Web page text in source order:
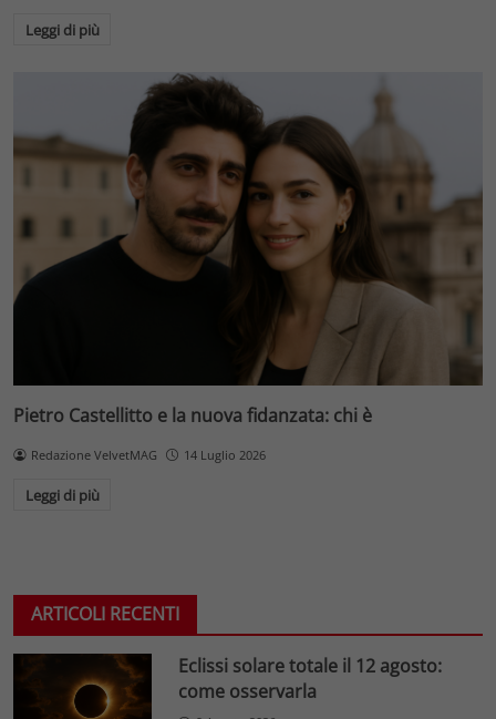
Leggi di più
Pietro Castellitto e la nuova fidanzata: chi è
Redazione VelvetMAG 14 Luglio 2026
Leggi di più
ARTICOLI RECENTI
Eclissi solare totale il 12 agosto:
come osservarla